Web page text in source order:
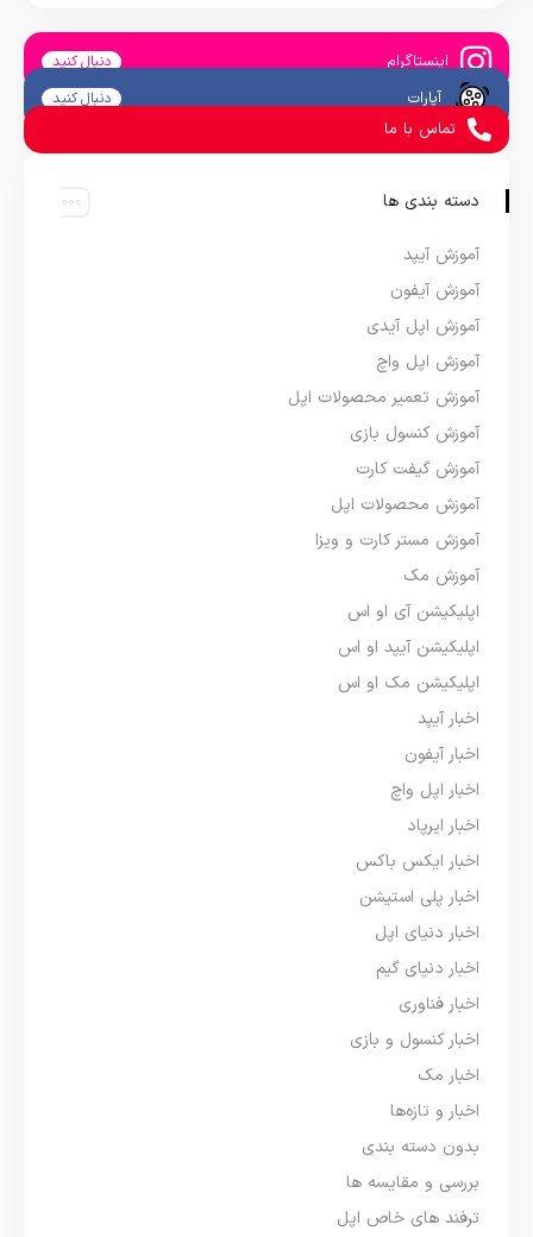
اینستاگرام دنبال کنید
آپارات دنبال کنید
تماس با ما
دسته بندی ها
آموزش آیپد
آموزش آیفون
آموزش اپل آیدی
آموزش اپل واچ
آموزش تعمیر محصولات اپل
آموزش کنسول بازی
آموزش گیفت کارت
آموزش محصولات اپل
آموزش مستر کارت و ویزا
آموزش مک
اپلیکیشن آی او اس
اپلیکیشن آیپد او اس
اپلیکیشن مک او اس
اخبار آیپد
اخبار آیفون
اخبار اپل واچ
اخبار ایرپاد
اخبار ایکس باکس
اخبار پلی استیشن
اخبار دنیای اپل
اخبار دنیای گیم
اخبار فناوری
اخبار کنسول و بازی
اخبار مک
اخبار و تازه‌ها
بدون دسته بندی
بررسی و مقایسه ها
ترفند های خاص اپل